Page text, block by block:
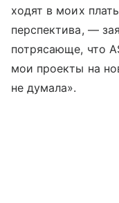
ходят в моих
перспектива, —
потрясающе, что
мои проекты на
не думала».